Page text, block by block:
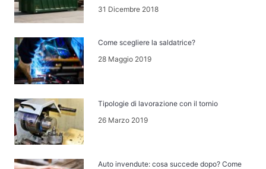
31 Dicembre 2018
Come scegliere la saldatrice?
28 Maggio 2019
Tipologie di lavorazione con il tornio
26 Marzo 2019
Auto invendute: cosa succede dopo? Come